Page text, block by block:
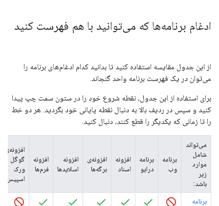
ادغام برنامه‌ها که می‌توانید با هم فهرست کنید
از این جدول مقایسه استفاده کنید تا بدانید کدام ادغام‌های برنامه را
می‌توان در یک فهرست برنامه واحد گنجاند.
برای استفاده از این جدول، نقطه شروع خود را در ستون سمت چپ پیدا
کنید و سپس در ردیف بالا به دنبال نقطه پایانی خود بگردید. هر دو خط
را تا زمانی که یکدیگر را قطع کنند، دنبال کنید.
می‌تواند
شامل
موارد
زیر
باشد:
برنامه
وب
برنامه
درایو
افزونه
اسناد
افزونه‌ی
برگه‌ها
افزونه
اسلایدها
افزونه
فرم‌ها
افزونه‌ی
گوگل
ورک
اسپیس
برنامه